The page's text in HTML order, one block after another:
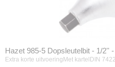
Hazet 985-5 Dopsleutelbit - 1/2''
Extra korte uitvoeringMet kartelDIN